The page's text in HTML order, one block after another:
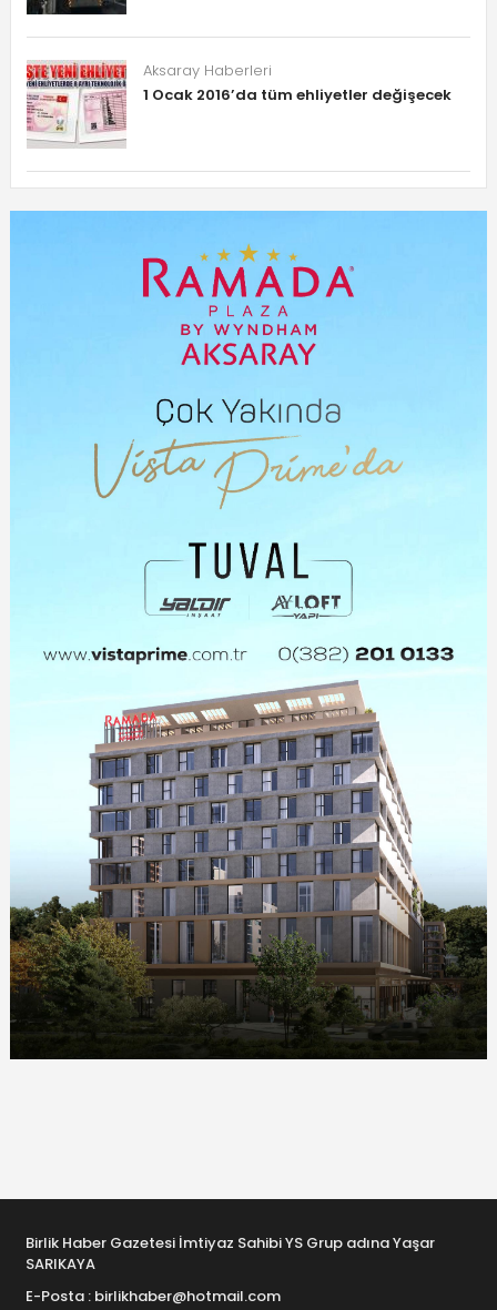
Aksaray Haberleri
1 Ocak 2016’da tüm ehliyetler değişecek
Birlik Haber Gazetesi İmtiyaz Sahibi YS Grup adına Yaşar
SARIKAYA
E-Posta : birlikhaber@hotmail.com